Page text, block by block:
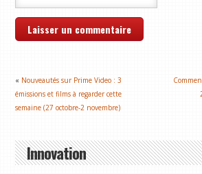
« Nouveautés sur Prime Video : 3
émissions et films à regarder cette
semaine (27 octobre-2 novembre)
Innovation